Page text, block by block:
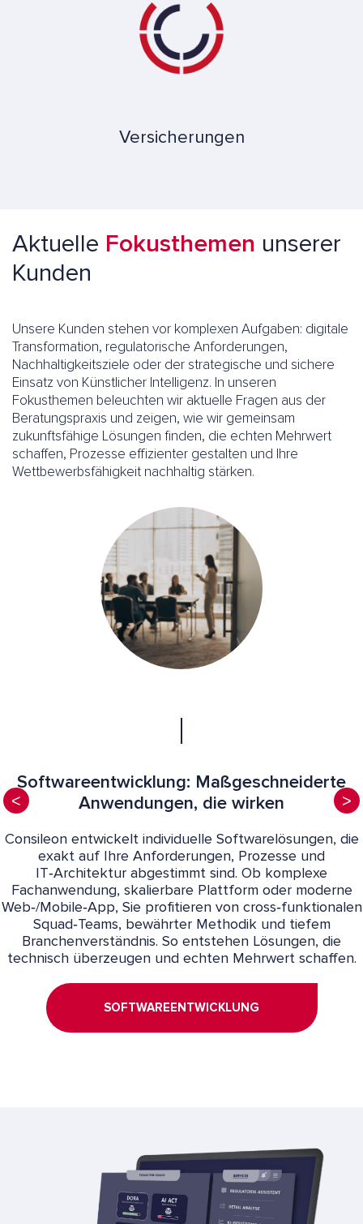
Versicherungen
Aktuelle Fokusthemen unserer
Kunden
Unsere Kunden stehen vor komplexen Aufgaben: digitale
Transformation, regulatorische Anforderungen,
Nachhaltigkeitsziele oder der strategische und sichere
Einsatz von Künstlicher Intelligenz. In unseren
Fokusthemen beleuchten wir aktuelle Fragen aus der
Beratungspraxis und zeigen, wie wir gemeinsam
zukunftsfähige Lösungen finden, die echten Mehrwert
schaffen, Prozesse effizienter gestalten und Ihre
Wettbewerbsfähigkeit nachhaltig stärken.
Softwareentwicklung: Maßgeschneiderte
Anwendungen, die wirken
Consileon entwickelt individuelle Softwarelösungen, die
exakt auf Ihre Anforderungen, Prozesse und
IT‑Architektur abgestimmt sind. Ob komplexe
Fachanwendung, skalierbare Plattform oder moderne
Web‑/Mobile‑App, Sie profitieren von cross‑funktionalen
Squad‑Teams, bewährter Methodik und tiefem
Branchenverständnis. So entstehen Lösungen, die
technisch überzeugen und echten Mehrwert schaffen.
SOFTWAREENTWICKLUNG